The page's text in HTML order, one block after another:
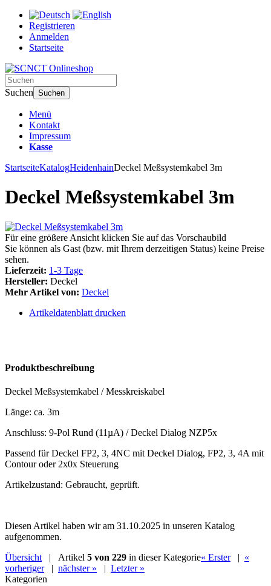
Registrieren
Anmelden
Startseite
Suchen Suchen
Menü
Kontakt
Impressum
Kasse
StartseiteKatalogHeidenhainDeckel Meßsystemkabel 3m
Deckel Meßsystemkabel 3m
Für eine größere Ansicht klicken Sie auf das Vorschaubild
Sie können als Gast (bzw. mit Ihrem derzeitigen Status) keine Preise
sehen.
Lieferzeit: 1-3 Tage
Hersteller: Deckel
Mehr Artikel von: Deckel
Artikeldatenblatt drucken
Produktbeschreibung
Deckel Meßsystemkabel / Messkreiskabel
Länge: ca. 3m
Anschluss: 9-Pol Rund (11µA) / Deckel Dialog NZP5x
Passend für Deckel FP2, 3, 4NC mit Deckel Dialog, FP2, 3, 4A mit
Contour oder 2x0x Steuerung
Artikelzustand: Gebraucht, geprüft.
Diesen Artikel haben wir am 31.10.2025 in unseren Katalog
aufgenommen.
Übersicht| Artikel 5 von 229 in dieser Kategorie« Erster| «
vorheriger| nächster » | Letzter »
Kategorien